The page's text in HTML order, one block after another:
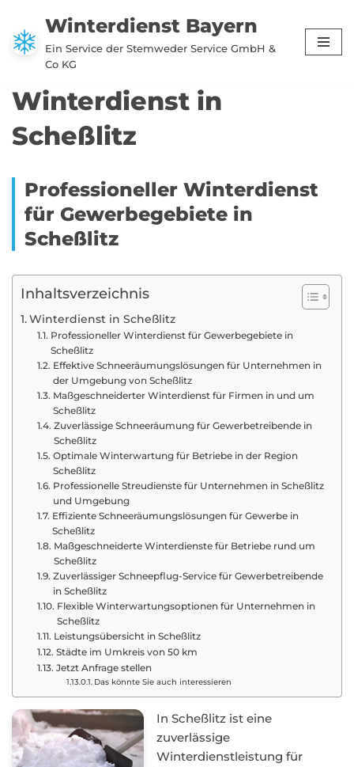
Zum
Inhalt
Winterdienst Bayern
Ein Service der Stemweder Service GmbH &
Co KG
Winterdienst in
Scheßlitz
Professioneller Winterdienst
für Gewerbegebiete in
Scheßlitz
Inhaltsverzeichnis
Winterdienst in Scheßlitz
Professioneller Winterdienst für Gewerbegebiete in
Scheßlitz
Effektive Schneeräumungslösungen für Unternehmen in
der Umgebung von Scheßlitz
Maßgeschneiderter Winterdienst für Firmen in und um
Scheßlitz
Zuverlässige Schneeräumung für Gewerbetreibende in
Scheßlitz
Optimale Winterwartung für Betriebe in der Region
Scheßlitz
Professionelle Streudienste für Unternehmen in Scheßlitz
und Umgebung
Effiziente Schneeräumungslösungen für Gewerbe in
Scheßlitz
Maßgeschneiderte Winterdienste für Betriebe rund um
Scheßlitz
Zuverlässiger Schneepflug-Service für Gewerbetreibende
in Scheßlitz
Flexible Winterwartungsoptionen für Unternehmen in
Scheßlitz
Leistungsübersicht in Scheßlitz
Städte im Umkreis von 50 km
Jetzt Anfrage stellen
Das könnte Sie auch interessieren
In Scheßlitz ist eine
zuverlässige
Winterdienstleistung für